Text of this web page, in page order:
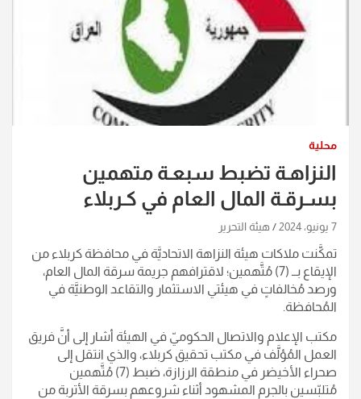
محلية
النزاهـة تضبط سبعـة متهمين
بسـرقـة المال العام في كـربلاء
7 يونيو، 2024 هيئة التحرير
تمكَّنت ملاكات هيئة النزاهة الاتحاديَّة في محافظة كربلاء من
الإيقاع بــ (7) مُتَّهمين؛ لاقترافهم جريمة سرقة المال العام،
ورصد مُخالفاتٍ في هيئتي الاستثمار والتقاعد الوطنيَّة في
المُحافظة.
مكتب الإعلام والاتصال الحكوميّ في الهيئة أشار إلى أنَّ فريق
العمل المُؤلَّف في مكتب تحقيق كربلاء، والذي انتقل إلى
صحراء الأخيضر في منطقة الرزازة، ضبط (7) مُتَّهمين
مُتلبّسين بالجرم المشهود أثناء شروعهم بسرقة الأتربة من